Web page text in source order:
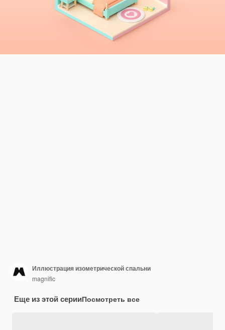
Иллюстрация изометрической спальни
magnific
Еще из этой серииПосмотреть все